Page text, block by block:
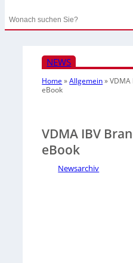
Search
NEWS
Home »Allgemein»
eBook
VDMA IBV
eBook
Newsarchiv